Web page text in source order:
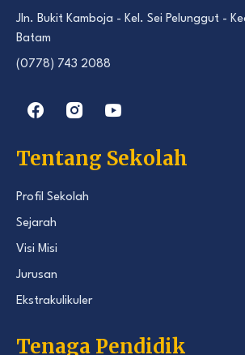
Jln. Bukit Kamboja - Kel. Sei Pelunggut -
Batam
(0778) 743 2088
Tentang Sekolah
Profil Sekolah
Sejarah
Visi Misi
Jurusan
Ekstrakulikuler
Tenaga Pendidik